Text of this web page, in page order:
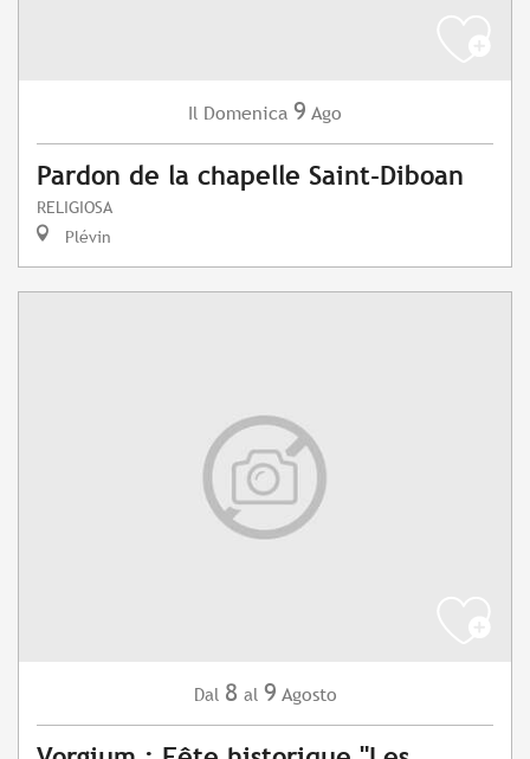
Il Domenica 9 Ago
Pardon de la chapelle Saint-Diboan
RELIGIOSA
Plévin
Dal 8 al 9 Agosto